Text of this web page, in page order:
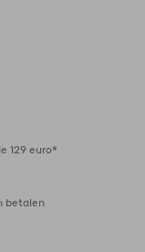
129 euro*
betalen